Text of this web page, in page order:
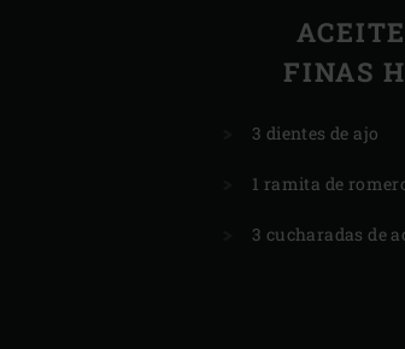
FINAS
3 dientes de ajo
1 ramita de
3 cucharadas de